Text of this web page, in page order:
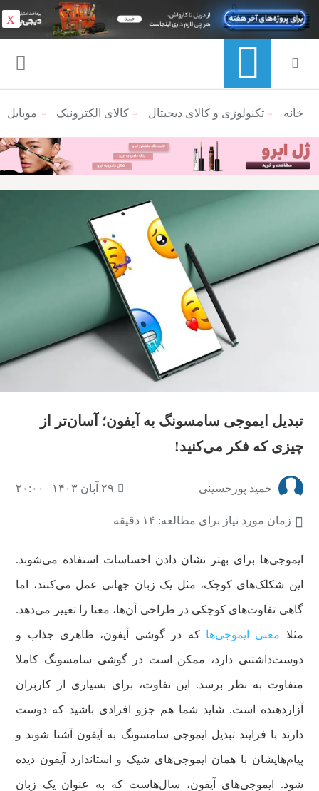
منوی ناوبری خرده نان
خانه تکنولوژی و کالای دیجیتال کالای الکترونیک موبایل
تبدیل ایموجی سامسونگ به آیفون؛ آسان‌تر از
چیزی که فکر می‌کنید!
حمید پورحسینی ۲۹ آبان ۱۴۰۳ | ۲۰:۰۰
زمان مورد نیاز برای مطالعه: ۱۴ دقیقه
ایموجی‌ها برای بهتر نشان دادن احساسات استفاده می‌شوند.
این شکلک‌های کوچک، مثل یک زبان جهانی عمل می‌کنند، اما
گاهی تفاوت‌های کوچکی در طراحی آن‌ها، معنا را تغییر می‌دهد.
مثلا معنی ایموجی‌ها که در گوشی آیفون، ظاهری جذاب و
دوست‌داشتنی دارد، ممکن است در گوشی سامسونگ کاملا
متفاوت به نظر برسد. این تفاوت، برای بسیاری از کاربران
آزاردهنده است. شاید شما هم جزو افرادی باشید که دوست
دارند با فرایند تبدیل ایموجی سامسونگ به آیفون آشنا شوند و
پیام‌هایشان با همان ایموجی‌های شیک و استاندارد آیفون دیده
شود. ایموجی‌های آیفون، سال‌هاست که به عنوان یک زبان
X